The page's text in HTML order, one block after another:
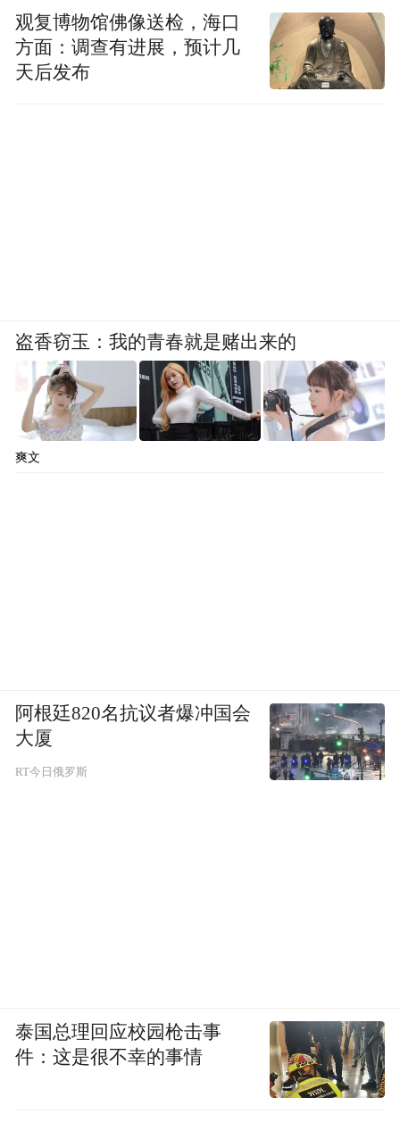
观复博物馆佛像送检，海口
方面：调查有进展，预计几
天后发布
盗香窃玉：我的青春就是赌出来的
爽文
阿根廷820名抗议者爆冲国会
大厦
RT今日俄罗斯
泰国总理回应校园枪击事
件：这是很不幸的事情